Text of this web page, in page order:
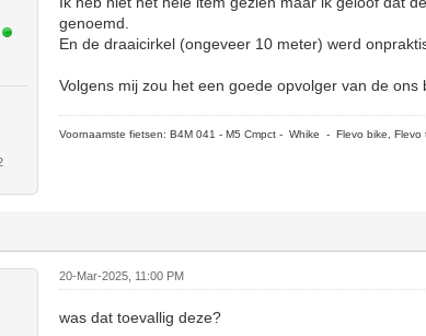
genoemd.
En de draaicirkel (ongeveer 10 meter) werd
Volgens mij zou het een goede opvolger van de
Voornaamste fietsen: B4M 041 - M5 Cmpct - Whike - Flevo bike,
20-Mar-2025, 11:00 PM
was dat toevallig deze?